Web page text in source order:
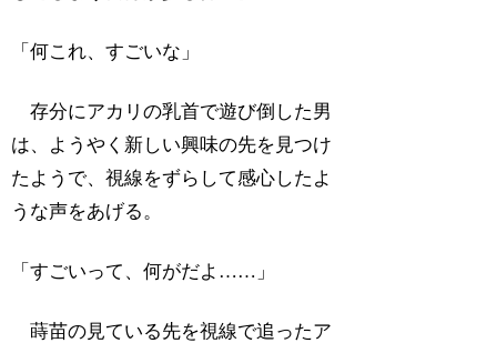
「何これ、すごいな」
存分にアカリの乳首で遊び倒した男
は、ようやく新しい興味の先を見つけ
たようで、視線をずらして感心したよ
うな声をあげる。
「すごいって、何がだよ……」
蒔苗の見ている先を視線で追ったア